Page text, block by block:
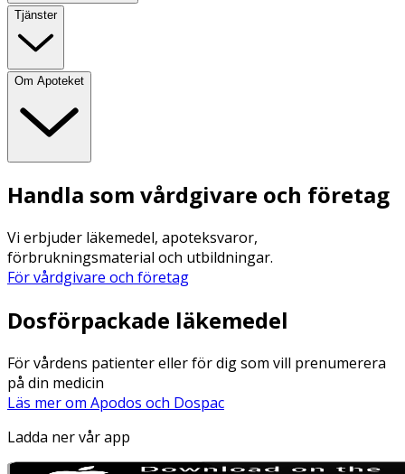
Tjänster
Om Apoteket
Handla som vårdgivare och företag
Vi erbjuder läkemedel, apoteksvaror,
förbrukningsmaterial och utbildningar.
För vårdgivare och företag
Dosförpackade läkemedel
För vårdens patienter eller för dig som vill prenumerera
på din medicin
Läs mer om Apodos och Dospac
Ladda ner vår app